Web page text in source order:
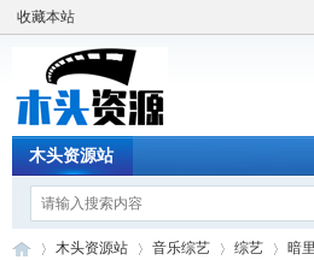
收藏本站
木头资源站
木头资源站 音乐综艺 综艺 暗